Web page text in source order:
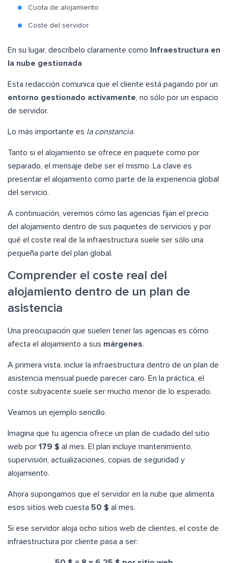
Cuota de alojamiento
Coste del servidor
En su lugar, descríbelo claramente como
Infraestructura en
la nube gestionada
Esta redacción comunica que el cliente está pagando por un
entorno gestionado activamente , no sólo por un espacio
de servidor.
Lo más importante es la constancia.
Tanto si el alojamiento se ofrece en paquete como por
separado, el mensaje debe ser el mismo. La clave es
presentar el alojamiento como parte de la experiencia global
del servicio.
A continuación, veremos cómo las agencias fijan el precio
del alojamiento dentro de sus paquetes de servicios y por
qué el coste real de la infraestructura suele ser sólo una
pequeña parte del plan global.
Comprender el coste real del
alojamiento dentro de un plan de
asistencia
Una preocupación que suelen tener las agencias es cómo
afecta el alojamiento a sus márgenes.
A primera vista, incluir la infraestructura dentro de un plan de
asistencia mensual puede parecer caro. En la práctica, el
coste subyacente suele ser mucho menor de lo esperado.
Veamos un ejemplo sencillo.
Imagina que tu agencia ofrece un plan de cuidado del sitio
web por 179 $ al mes. El plan incluye mantenimiento,
supervisión, actualizaciones, copias de seguridad y
alojamiento.
Ahora supongamos que el servidor en la nube que alimenta
esos sitios web cuesta 50 $ al mes.
Si ese servidor aloja ocho sitios web de clientes, el coste de
infraestructura por cliente pasa a ser: